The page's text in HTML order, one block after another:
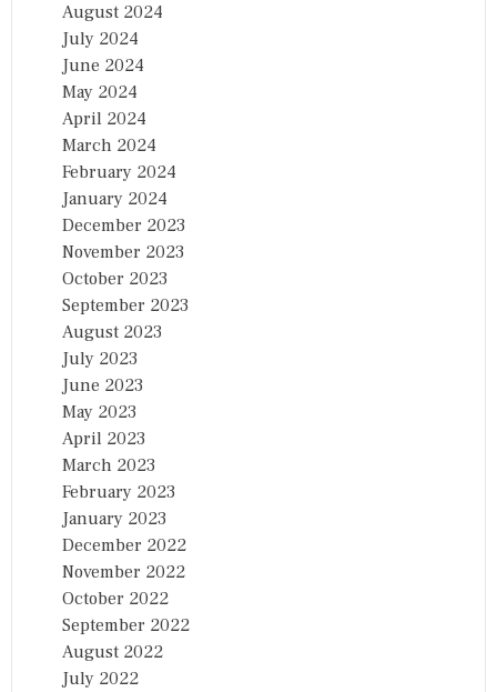
August 2024
July 2024
June 2024
May 2024
April 2024
March 2024
February 2024
January 2024
December 2023
November 2023
October 2023
September 2023
August 2023
July 2023
June 2023
May 2023
April 2023
March 2023
February 2023
January 2023
December 2022
November 2022
October 2022
September 2022
August 2022
July 2022